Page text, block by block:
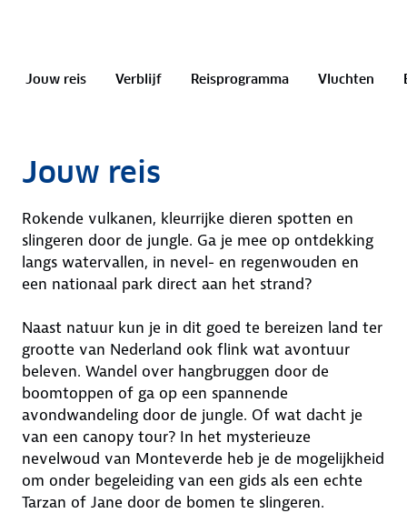
Jouw reis Verblijf Reisprogramma Vluchten
Jouw reis
Rokende vulkanen, kleurrijke dieren spotten en
slingeren door de jungle. Ga je mee op ontdekking
langs watervallen, in nevel- en regenwouden en
een nationaal park direct aan het strand?
Naast natuur kun je in dit goed te bereizen land ter
grootte van Nederland ook flink wat avontuur
beleven. Wandel over hangbruggen door de
boomtoppen of ga op een spannende
avondwandeling door de jungle. Of wat dacht je
van een canopy tour? In het mysterieuze
nevelwoud van Monteverde heb je de mogelijkheid
om onder begeleiding van een gids als een echte
Tarzan of Jane door de bomen te slingeren.